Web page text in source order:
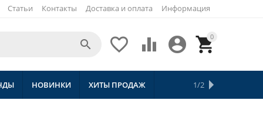
Статьи Контакты Доставка и оплата Информация
0


 

НОВИНКИ ХИТЫ ПРОДАЖ ТОВАРЫ С БЕСПЛАТНОЙ
1/2